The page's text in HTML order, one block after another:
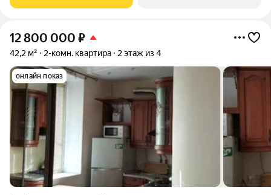
12 800 000 ₽
42,2 м² 2-комн. квартира 2 этаж из 4
онлайн показ